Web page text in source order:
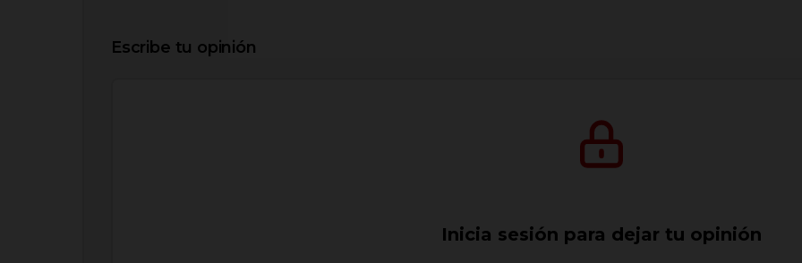
Escribe tu opinión
Inicia sesión para dejar tu opinión